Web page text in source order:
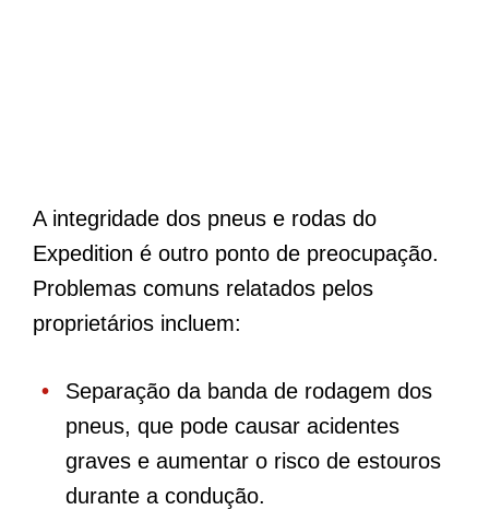
A integridade dos pneus e rodas do
Expedition é outro ponto de preocupação.
Problemas comuns relatados pelos
proprietários incluem:
Separação da banda de rodagem dos
pneus, que pode causar acidentes
graves e aumentar o risco de estouros
durante a condução.